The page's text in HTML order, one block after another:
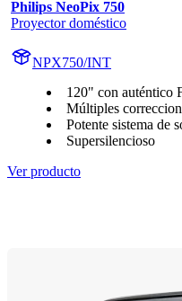
Philips NeoPix 750
Proyector doméstico
NPX750/INT
120" con auténtico
Múltiples
Potente sistema de
Supersilencioso
Ver producto